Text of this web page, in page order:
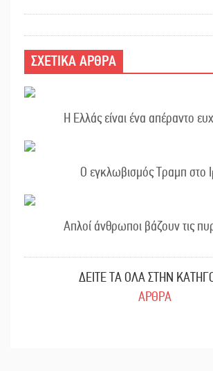
ΣΧΕΤΙΚΑ ΑΡΘΡΑ
Η Ελλάς είναι ένα απέραντο
Ο εγκλωβισμός Τραμπ στο
Απλοί άνθρωποι βάζουν τις
ΔΕΙΤΕ ΤΑ ΟΛΑ ΣΤΗΝ
ΑΡΘΡΑ